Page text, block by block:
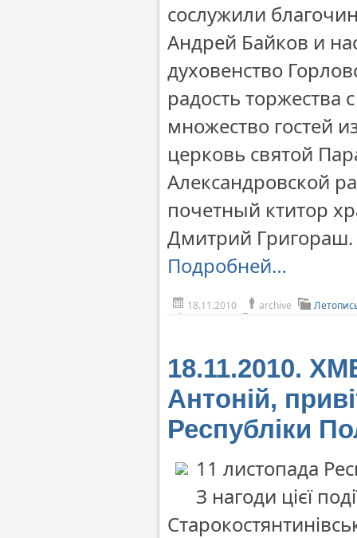
сослужили
Андрей Байков и
духовенство
радость
множество гостей
церковь святой
Александровской
почетный ктитор
Дмитрий Григораш.
Подробней…
18.11.2010 archive
18.11.2010.
Антоній,
Республіки
11 листопада
З нагоди цієї